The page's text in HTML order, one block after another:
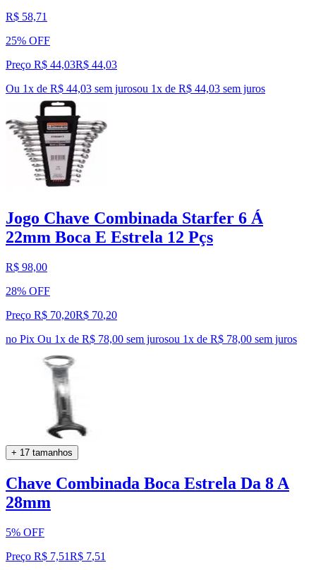
R$ 58,71
25% OFF
Preço R$ 44,03R$ 44,03
Ou 1x de R$ 44,03 sem jurosou 1x de R$ 44,03 sem juros
Jogo Chave Combinada Starfer 6 Á
22mm Boca E Estrela 12 Pçs
R$ 98,00
28% OFF
Preço R$ 70,20R$ 70,20
no Pix Ou 1x de R$ 78,00 sem jurosou 1x de R$ 78,00 sem juros
+ 17 tamanhos
Chave Combinada Boca Estrela Da 8 A
28mm
5% OFF
Preço R$ 7,51R$ 7,51